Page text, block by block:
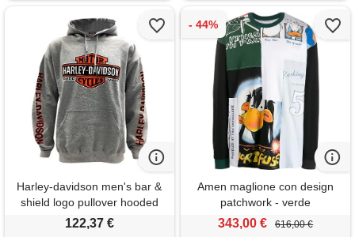
Harley-davidson men's bar &
shield logo pullover hooded
sweatshirt, gray
122,37 €
Amen maglione con design
patchwork - verde
343,00 € 616,00 €